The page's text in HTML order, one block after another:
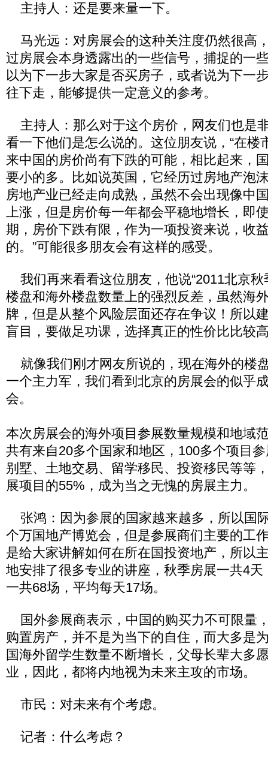
主持人：还是要来量一下。
马光远：对房展会的这种关注度仍然很高
过房展会本身透露出的一些信号，捕捉的一
以为下一步大家是否买房子，或者说为下一
往下走，能够提供一定意义的参考。
主持人：那么对于这个房价，网友们也是
看一下他们是怎么说的。这位朋友说，“在楼
来中国的房价尚有下跌的可能，相比起来，
要小的多。比如说英国，它经历过房地产泡
房地产业已经走向成熟，虽然不会出现像中
上涨，但是房价每一年都会平稳地增长，即
期，房价下跌有限，作为一项投资来说，收
的。”可能很多朋友会有这样的感受。
我们再来看看这位朋友，他说“2011北京
楼盘和海外楼盘数量上的强烈反差，虽然海
牌，但是从整个风险层面还存在争议！所以
盲目，要做足功课，选择真正的性价比比较
就像我们刚才网友所说的，现在海外的楼
一个主力军，我们看到北京的房展会的似乎
会。
本次房展会的海外项目参展数量规模和地域
共有来自20多个国家和地区，100多个项目
别墅、土地交易、留学移民、投资移民等等
展项目的55%，成为当之无愧的房展主力。
张鸿：因为参展的国家越来越多，所以国
个万国地产博览会，但是参展商们主要的工
是给大家讲解如何在所在国投资地产，所以
地安排了很多专业的讲座，秋季房展一共4
一共68场，平均每天17场。
国外参展商表示，中国的购买力不可限量
购置房产，并不是为当下的自住，而大多是
国海外留学生数量不断增长，父母长辈大多
业，因此，都将内地视为未来主攻的市场。
市民：对未来有个考虑。
记者：什么考虑？